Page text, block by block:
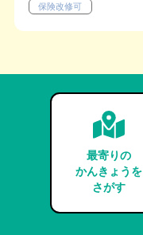
保険改修可
最寄りの
かんきょうを
さがす